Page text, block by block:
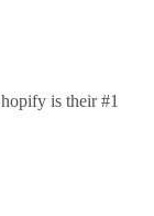
is their #1